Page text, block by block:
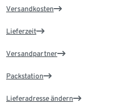
Versandkosten
Lieferzeit
Versandpartner
Packstation
Lieferadresse ändern